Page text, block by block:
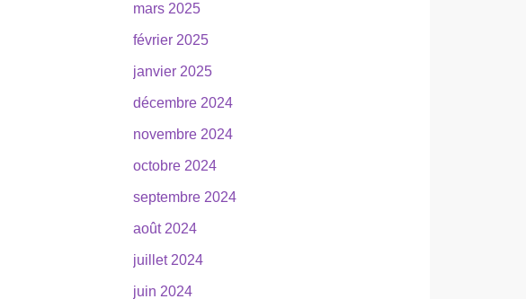
mars 2025
février 2025
janvier 2025
décembre 2024
novembre 2024
octobre 2024
septembre 2024
août 2024
juillet 2024
juin 2024